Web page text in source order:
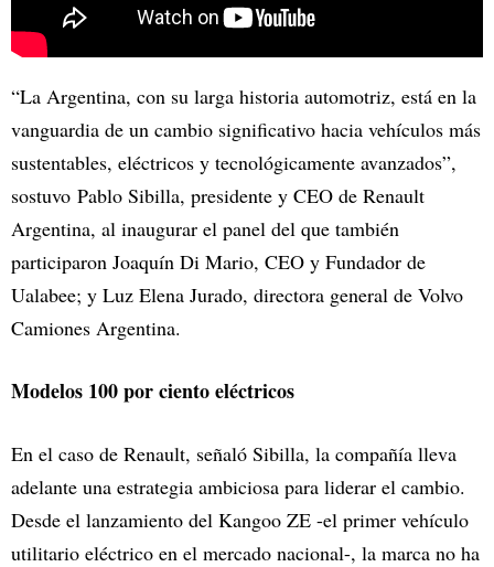
“La Argentina, con su larga historia automotriz, está en la
vanguardia de un cambio significativo hacia vehículos más
sustentables, eléctricos y tecnológicamente avanzados”,
sostuvo Pablo Sibilla, presidente y CEO de Renault
Argentina, al inaugurar el panel del que también
participaron Joaquín Di Mario, CEO y Fundador de
Ualabee; y Luz Elena Jurado, directora general de Volvo
Camiones Argentina.
Modelos 100 por ciento eléctricos
En el caso de Renault, señaló Sibilla, la compañía lleva
adelante una estrategia ambiciosa para liderar el cambio.
Desde el lanzamiento del Kangoo ZE -el primer vehículo
utilitario eléctrico en el mercado nacional-, la marca no ha